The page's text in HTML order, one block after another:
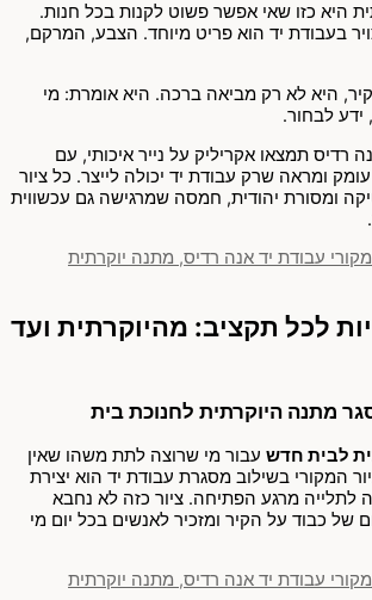
היא כזו שאי אפשר פשוט לקנות בכל חנות.
בעבודת יד הוא פריט מיוחד. הצבע, המרקם,
היא לא רק מביאה ברכה. היא אומרת: מי
לבחור.
רדיס תמצאו אקריליק על נייר איכותי, עם
ומראה שרק עבודת יד יכולה לייצר. כל ציור
ומסורת יהודית, חמסה שמרגישה גם עכשווית
לכל תקציב: מהיוקרתית ועד
לבית חדש עבור מי שרוצה לתת משהו שאין
המקורי בשילוב מסגרת עבודת יד הוא יצירת
לתלייה מרגע הפתיחה. ציור כזה לא נחבא
של כבוד על הקיר ומזכיר לאנשים בכל יום מי